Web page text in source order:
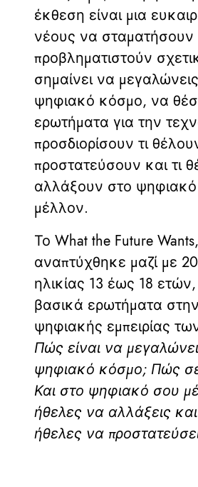
έκθεση είναι μια
νέους να σταματήσουν
προβληματιστούν
σημαίνει να
ψηφιακό κόσμο, να
ερωτήματα για την
προσδιορίσουν τι
προστατεύσουν και τι
αλλάξουν στο
μέλλον.
Το What the Future
αναπτύχθηκε μαζί με
ηλικίας 13 έως 18
βασικά ερωτήματα
ψηφιακής εμπειρίας
Πώς είναι να
ψηφιακό κόσμο; Πώς
Και στο ψηφιακό σου
ήθελες να αλλάξεις
ήθελες να